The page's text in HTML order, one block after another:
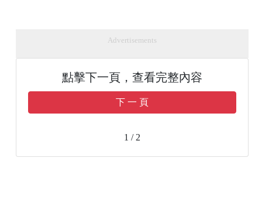
Advertisements
點擊下一頁，查看完整內容
下 一 頁
1 / 2